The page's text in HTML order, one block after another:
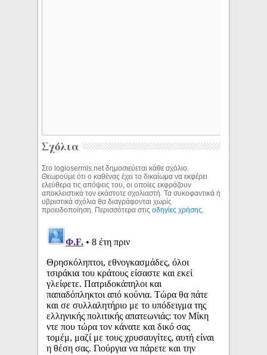
Σχόλια
Στο logiosermis.net δημοσιεύεται κάθε σχόλιο.
Θεωρούμε ότι ο καθένας έχει το δικαίωμα να εκφέρει
ελεύθερα τις απόψεις του, οι οποίες εκφράζουν
αποκλειστικά τον εκάστοτε σχολιαστή. Τα συκοφαντικά ή
υβριστικά σχόλια θα διαγράφονται χωρίς
προειδοποίηση. Περισσότερα στιςοδηγίες χρήσης.